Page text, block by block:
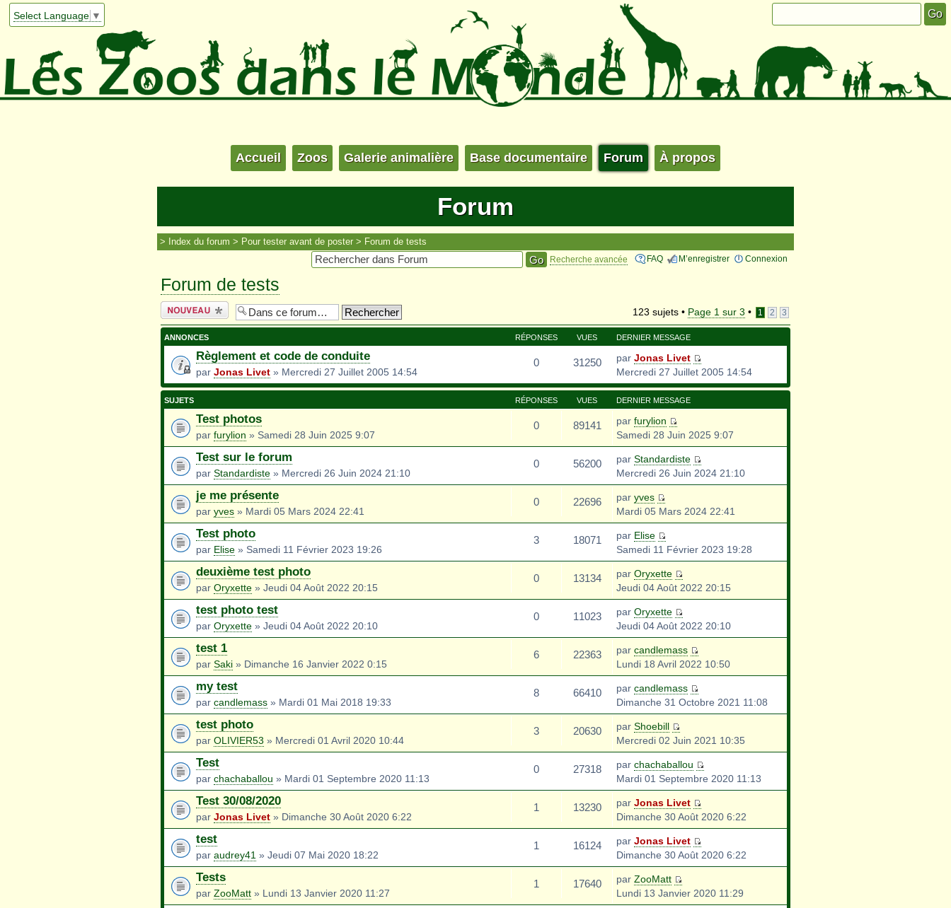
Select Language ▼
Accueil Zoos Galerie animalière Base documentaire Forum À propos
Forum
Index du forum Pour tester avant de poster Forum de tests
FAQ M’enregistrer Connexion
Recherche avancée
Forum de tests
Écrire un
nouveau sujet
123 sujets • Page 1 sur 3 • 1 2 3
ANNONCES RÉPONSES VUES DERNIER MESSAGE
Règlement et code de conduite
par Jonas Livet » Mercredi 27 Juillet 2005 14:54
0 31250 par Jonas Livet
Mercredi 27 Juillet 2005 14:54
SUJETS RÉPONSES VUES DERNIER MESSAGE
Test photos
par furylion » Samedi 28 Juin 2025 9:07
0 89141 par furylion
Samedi 28 Juin 2025 9:07
Test sur le forum
par Standardiste » Mercredi 26 Juin 2024 21:10
0 56200 par Standardiste
Mercredi 26 Juin 2024 21:10
je me présente
par yves » Mardi 05 Mars 2024 22:41
0 22696 par yves
Mardi 05 Mars 2024 22:41
Test photo
par Elise » Samedi 11 Février 2023 19:26
3 18071 par Elise
Samedi 11 Février 2023 19:28
deuxième test photo
par Oryxette » Jeudi 04 Août 2022 20:15
0 13134 par Oryxette
Jeudi 04 Août 2022 20:15
test photo test
par Oryxette » Jeudi 04 Août 2022 20:10
0 11023 par Oryxette
Jeudi 04 Août 2022 20:10
test 1
par Saki » Dimanche 16 Janvier 2022 0:15
6 22363 par candlemass
Lundi 18 Avril 2022 10:50
my test
par candlemass » Mardi 01 Mai 2018 19:33
8 66410 par candlemass
Dimanche 31 Octobre 2021 11:08
test photo
par OLIVIER53 » Mercredi 01 Avril 2020 10:44
3 20630 par Shoebill
Mercredi 02 Juin 2021 10:35
Test
par chachaballou » Mardi 01 Septembre 2020 11:13
0 27318 par chachaballou
Mardi 01 Septembre 2020 11:13
Test 30/08/2020
par Jonas Livet » Dimanche 30 Août 2020 6:22
1 13230 par Jonas Livet
Dimanche 30 Août 2020 6:22
test
par audrey41 » Jeudi 07 Mai 2020 18:22
1 16124 par Jonas Livet
Dimanche 30 Août 2020 6:22
Tests
par ZooMatt » Lundi 13 Janvier 2020 11:27
1 17640 par ZooMatt
Lundi 13 Janvier 2020 11:29